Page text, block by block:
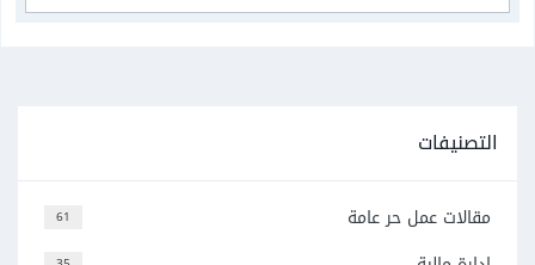
التصنيفات
61 مقالات عمل حر عامة